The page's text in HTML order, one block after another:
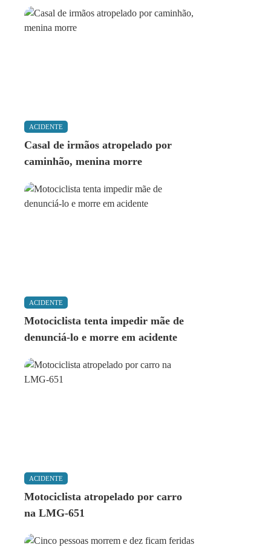
ACIDENTE
Casal de irmãos atropelado por
caminhão, menina morre
ACIDENTE
Motociclista tenta impedir mãe de
denunciá-lo e morre em acidente
ACIDENTE
Motociclista atropelado por carro
na LMG-651